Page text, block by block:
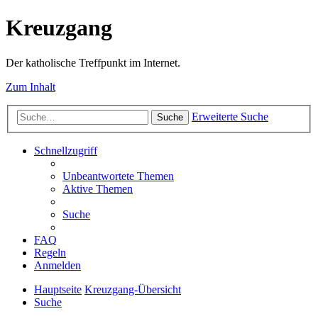
Kreuzgang
Der katholische Treffpunkt im Internet.
Zum Inhalt
Suche Erweiterte Suche
Schnellzugriff
Unbeantwortete Themen
Aktive Themen
Suche
FAQ
Regeln
Anmelden
Hauptseite Kreuzgang-Übersicht
Suche